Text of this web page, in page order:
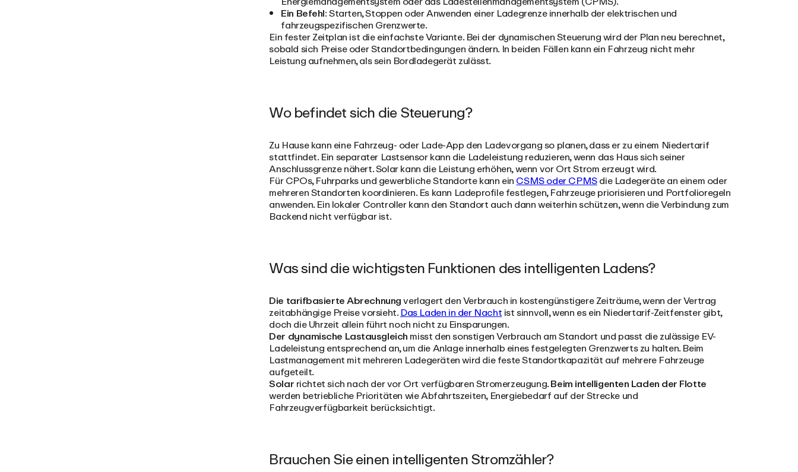
Ein Befehl:Starten, Stoppen oder Anwenden einer Ladegrenze innerhalb der elektrischen und
fahrzeugspezifischen Grenzwerte.
Ein fester Zeitplan ist die einfachste Variante. Bei der dynamischen Steuerung wird der Plan neu berechnet,
sobald sich Preise oder Standortbedingungen ändern. In beiden Fällen kann ein Fahrzeug nicht mehr
Leistung aufnehmen, als sein Bordladegerät zulässt.
Wo befindet sich die Steuerung?
Zu Hause kann eine Fahrzeug- oder Lade-App den Ladevorgang so planen, dass er zu einem Niedertarif
stattfindet. Ein separater Lastsensor kann die Ladeleistung reduzieren, wenn das Haus sich seiner
Anschlussgrenze nähert. Solar kann die Leistung erhöhen, wenn vor Ort Strom erzeugt wird.
Für CPOs, Fuhrparks und gewerbliche Standorte kann einCSMS oder CPMSdie Ladegeräte an einem oder
mehreren Standorten koordinieren. Es kann Ladeprofile festlegen, Fahrzeuge priorisieren und Portfolioregeln
anwenden. Ein lokaler Controller kann den Standort auch dann weiterhin schützen, wenn die Verbindung zum
Backend nicht verfügbar ist.
Was sind die wichtigsten Funktionen des intelligenten Ladens?
Die tarifbasierte Abrechnungverlagert den Verbrauch in kostengünstigere Zeiträume, wenn der Vertrag
zeitabhängige Preise vorsieht.Das Laden in der Nachtist sinnvoll, wenn es ein Niedertarif-Zeitfenster gibt,
doch die Uhrzeit allein führt noch nicht zu Einsparungen.
Der dynamische Lastausgleichmisst den sonstigen Verbrauch am Standort und passt die zulässige EV-
Ladeleistung entsprechend an, um die Anlage innerhalb eines festgelegten Grenzwerts zu halten. Beim
Lastmanagement mit mehreren Ladegeräten wird die feste Standortkapazität auf mehrere Fahrzeuge
aufgeteilt.
Solarrichtet sich nach der vor Ort verfügbaren Stromerzeugung.Beim intelligenten Laden der Flotte
werden betriebliche Prioritäten wie Abfahrtszeiten, Energiebedarf auf der Strecke und
Fahrzeugverfügbarkeit berücksichtigt.
Brauchen Sie einen intelligenten Stromzähler?